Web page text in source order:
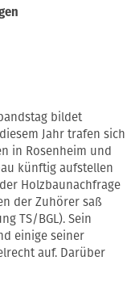
bildet
Jahr trafen sich
in Rosenheim und
künftig aufstellen
Holzbaunachfrage
der Zuhörer saß
TS/BGL). Sein
einige seiner
auf. Darüber